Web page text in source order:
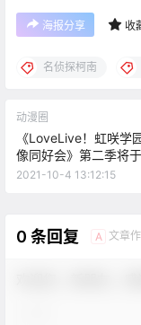
海报分享 收
名侦探柯南
动漫圈
《LoveLive！虹咲学
像同好会》第二季将
月开播
2021-10-4 13:12:15
0 条回复 A 文章